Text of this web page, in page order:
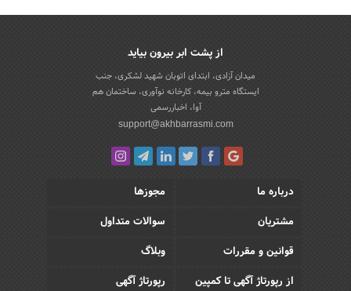
از پشت ابر بیرون بیاید
میدان آزادی، ابتدای اتوبان شهید لشکری، جنب
ایستگاه مترو بیمه، کارخانه نوآوری، ساختمان هم
آوا، اخباررسمی
support@akhbarrasmi.com
درباره ما
مجوزها
مشتریان
سوالات متداول
قوانین و مقررات
وبلاگ
از رپورتاژ آگهی تا کمپین
رپورتاژ آگهی